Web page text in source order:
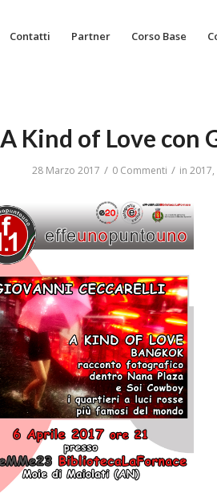
Contatti Partner Corso Base
A Kind of Love con
28 Marzo 2017 / 0 Commenti / in 2017,